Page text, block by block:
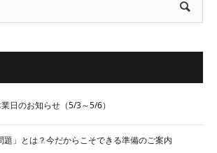
日のお知らせ（5/3～5/6）
」とは？今だからこそできる準備のご案内